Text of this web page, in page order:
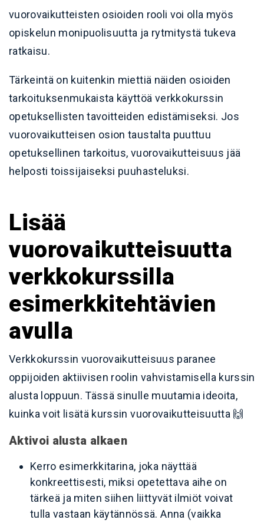
vuorovaikutteisten osioiden rooli voi olla myös
opiskelun monipuolisuutta ja rytmitystä tukeva
ratkaisu.
Tärkeintä on kuitenkin miettiä näiden osioiden
tarkoituksenmukaista käyttöä verkkokurssin
opetuksellisten tavoitteiden edistämiseksi. Jos
vuorovaikutteisen osion taustalta puuttuu
opetuksellinen tarkoitus, vuorovaikutteisuus jää
helposti toissijaiseksi puuhasteluksi.
Lisää
vuorovaikutteisuutta
verkkokurssilla
esimerkkitehtävien
avulla
Verkkokurssin vuorovaikutteisuus paranee
oppijoiden aktiivisen roolin vahvistamisella kurssin
alusta loppuun. Tässä sinulle muutamia ideoita,
kuinka voit lisätä kurssin vuorovaikutteisuutta 🙌
Aktivoi alusta alkaen
Kerro esimerkkitarina, joka näyttää
konkreettisesti, miksi opetettava aihe on
tärkeä ja miten siihen liittyvät ilmiöt voivat
tulla vastaan käytännössä. Anna (vaikka